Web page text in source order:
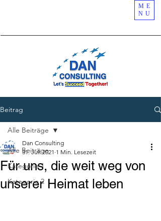
ME
NU
Beitrag
Alle Beiträge
Kategorie 1
Kategorie 2
Alle Beiträge
Für uns, die weit weg von
unserer Heimat leben
Dan Consulting
31. Juli 2021 1 Min. Lesezeit